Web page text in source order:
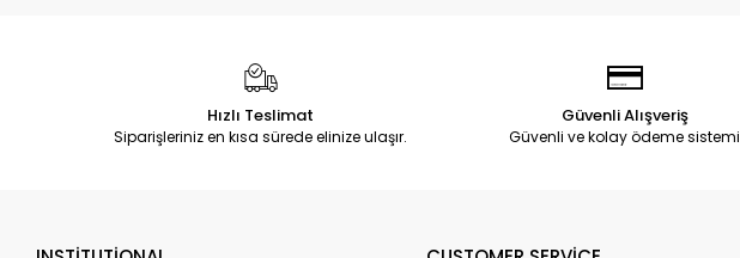
Hızlı Teslimat
Siparişleriniz en kısa sürede elinize ulaşır.
Güvenli Alışveriş
Güvenli ve kolay ödeme sistemi